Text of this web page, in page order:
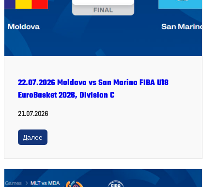
22.07.2026 Moldova vs San Marino FIBA U18
EuroBasket 2026, Division C
21.07.2026
Далее